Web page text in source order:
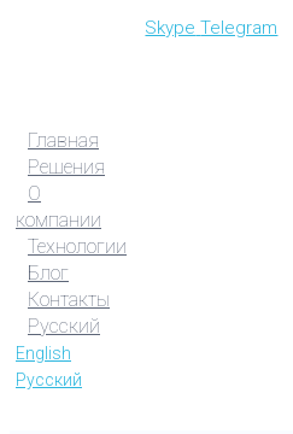
Skype Telegram
Главная
Решения
О
компании
Технологии
Блог
Контакты
Русский
English
Русский